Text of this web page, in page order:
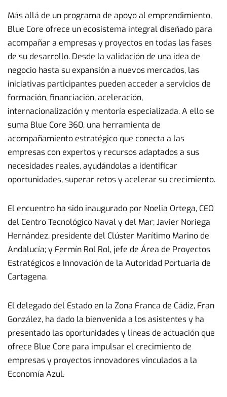
Más allá de un programa de apoyo al emprendimiento,
Blue Core ofrece un ecosistema integral diseñado para
acompañar a empresas y proyectos en todas las fases
de su desarrollo. Desde la validación de una idea de
negocio hasta su expansión a nuevos mercados, las
iniciativas participantes pueden acceder a servicios de
formación, financiación, aceleración,
internacionalización y mentoría especializada. A ello se
suma Blue Core 360, una herramienta de
acompañamiento estratégico que conecta a las
empresas con expertos y recursos adaptados a sus
necesidades reales, ayudándolas a identificar
oportunidades, superar retos y acelerar su crecimiento.
El encuentro ha sido inaugurado por Noelia Ortega, CEO
del Centro Tecnológico Naval y del Mar; Javier Noriega
Hernández, presidente del Clúster Marítimo Marino de
Andalucía; y Fermín Rol Rol, jefe de Área de Proyectos
Estratégicos e Innovación de la Autoridad Portuaria de
Cartagena.
El delegado del Estado en la Zona Franca de Cádiz, Fran
González, ha dado la bienvenida a los asistentes y ha
presentado las oportunidades y líneas de actuación que
ofrece Blue Core para impulsar el crecimiento de
empresas y proyectos innovadores vinculados a la
Economía Azul.